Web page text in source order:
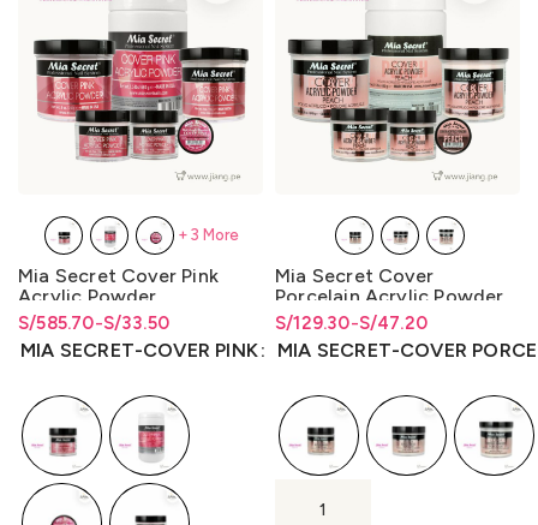
Mia Secret Cover Pink
Acrylic Powder
S/33.50
-
S/585.70
Rango de precios: desde
S/33.50 hasta S/585.70
Rango de precios: desde
S/33.50hastaS/585.70
MIA SECRET-COVER PINK
+3 More
Mia Secret Cover
Porcelain Acrylic Powder
S/47.20
-
S/129.30
Rango de precios: desde
S/47.20 hasta S/129.30
Rango de precios: desde
S/47.20hastaS/129.30
MIA SECRET-COVER